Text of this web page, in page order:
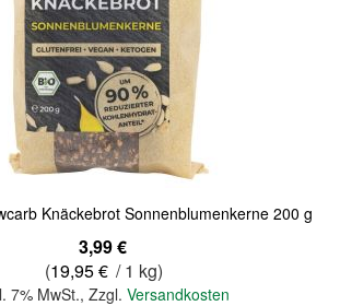
Knäckebrot Sonnenblumenkerne 200 g
3,99 €
(19,95 € / 1 kg)
7% MwSt.,Zzgl.Versandkosten